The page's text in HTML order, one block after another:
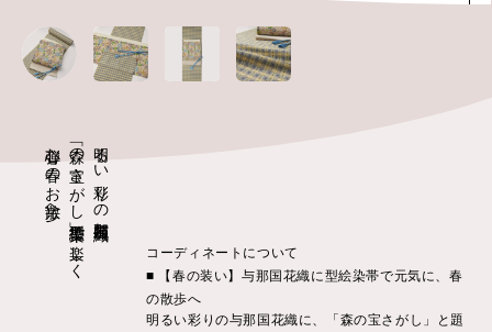
明るい彩りの与那国花織に
「森の宝さがし」型絵染帯で楽しく
心弾む春のお散歩へ
コーディネートについて
■ 【春の装い】与那国花織に型絵染帯で元気に、春
の散歩へ
明るい彩りの与那国花織に、「森の宝さがし」と題